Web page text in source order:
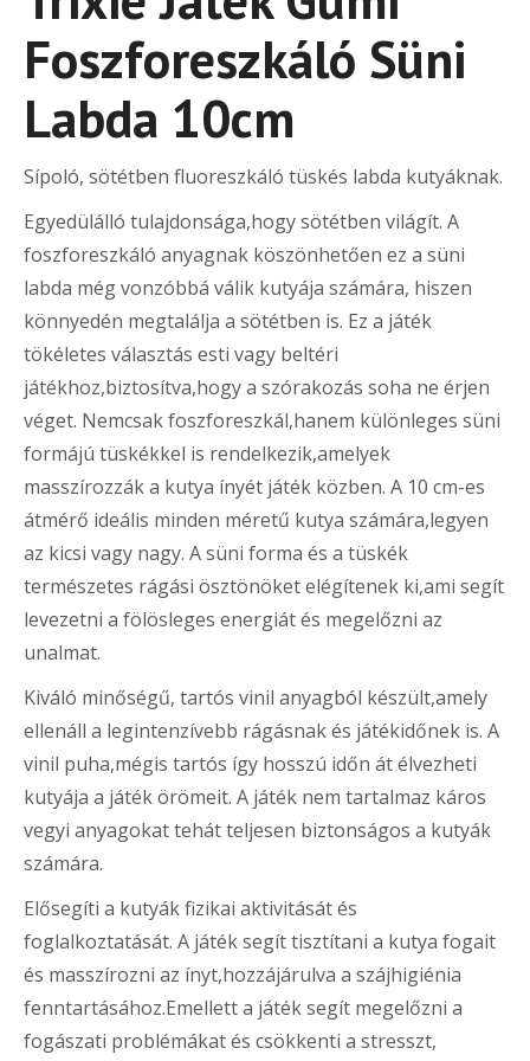
Foszforeszkáló Süni
Labda 10cm
Sípoló, sötétben fluoreszkáló tüskés labda kutyáknak.
Egyedülálló tulajdonsága,hogy sötétben világít. A
foszforeszkáló anyagnak köszönhetően ez a süni
labda még vonzóbbá válik kutyája számára, hiszen
könnyedén megtalálja a sötétben is. Ez a játék
tökéletes választás esti vagy beltéri
játékhoz,biztosítva,hogy a szórakozás soha ne érjen
véget. Nemcsak foszforeszkál,hanem különleges süni
formájú tüskékkel is rendelkezik,amelyek
masszírozzák a kutya ínyét játék közben. A 10 cm-es
átmérő ideális minden méretű kutya számára,legyen
az kicsi vagy nagy. A süni forma és a tüskék
természetes rágási ösztönöket elégítenek ki,ami segít
levezetni a fölösleges energiát és megelőzni az
unalmat.
Kiváló minőségű, tartós vinil anyagból készült,amely
ellenáll a legintenzívebb rágásnak és játékidőnek is. A
vinil puha,mégis tartós így hosszú időn át élvezheti
kutyája a játék örömeit. A játék nem tartalmaz káros
vegyi anyagokat tehát teljesen biztonságos a kutyák
számára.
Elősegíti a kutyák fizikai aktivitását és
foglalkoztatását. A játék segít tisztítani a kutya fogait
és masszírozni az ínyt,hozzájárulva a szájhigiénia
fenntartásához.Emellett a játék segít megelőzni a
fogászati problémákat és csökkenti a stresszt,